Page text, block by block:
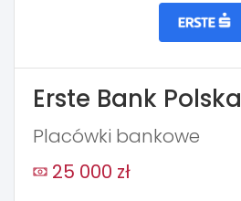
Erste Bank Polska
Placówki bankowe
25 000 zł